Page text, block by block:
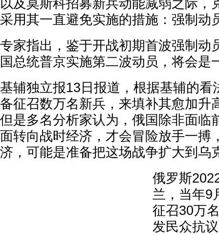
以及莫斯科招募新兵动能减弱之际，
采用其一直避免实施的措施：强制动
专家指出，鉴于开战初期首波强制动
国总统普京实施第二波动员，将会是
基辅独立报13日报道，根据基辅的看
备征召数万名新兵，来填补其愈加升
但是多名分析家认为，俄国除非面临
面转向战时经济，才会冒险放手一搏
济，可能是准备把这场战争扩大到乌
俄罗斯
兰，当年9
征召30万
发民众抗